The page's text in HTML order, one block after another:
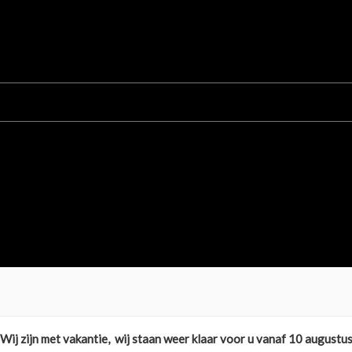
Wij zijn met vakantie, wij staan weer klaar voor u vanaf 10 augustus